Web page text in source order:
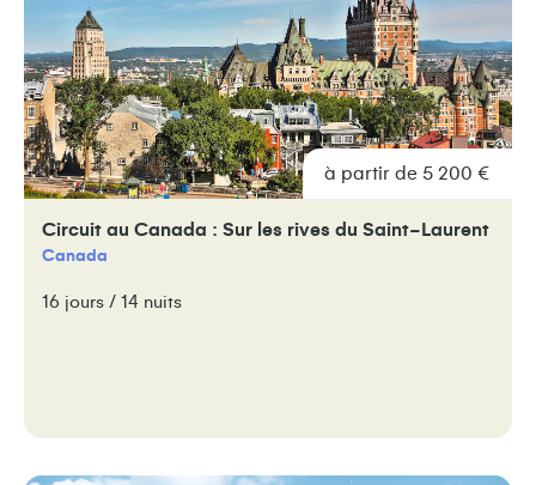
à partir de 5 200 €
Circuit au Canada : Sur les rives du Saint-Laurent
Canada
16 jours / 14 nuits